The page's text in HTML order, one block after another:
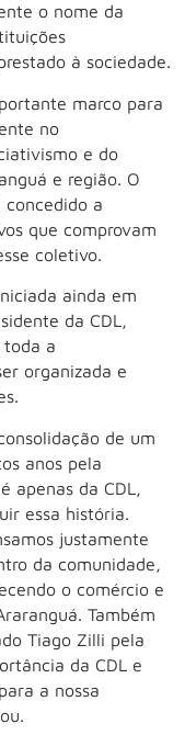
o nome da
à sociedade.
marco para
no
e do
e região. O
a
que comprovam
coletivo.
ainda em
da CDL,
toda a
organizada e
de um
anos pela
apenas da CDL,
essa história.
justamente
da comunidade,
o comércio e
Também
Tiago Zilli pela
da CDL e
a nossa